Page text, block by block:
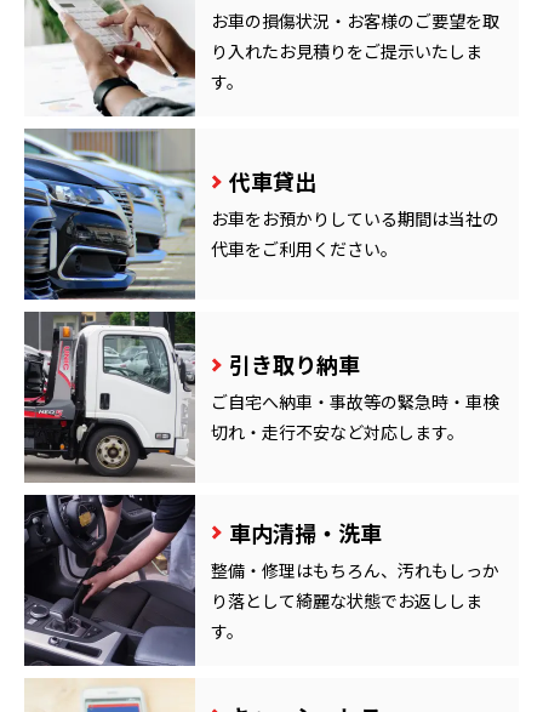
お車の損傷状況・お客様のご要望を取
り入れたお見積りをご提示いたしま
す。
代車貸出
お車をお預かりしている期間は当社の
代車をご利用ください。
引き取り納車
ご自宅へ納車・事故等の緊急時・車検
切れ・走行不安など対応します。
車内清掃・洗車
整備・修理はもちろん、汚れもしっか
り落として綺麗な状態でお返ししま
す。